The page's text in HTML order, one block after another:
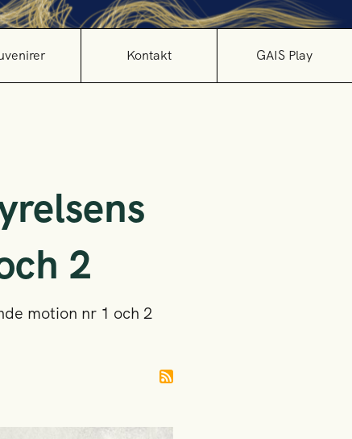
Kontakt GAIS Play
2
motion nr 1 och 2